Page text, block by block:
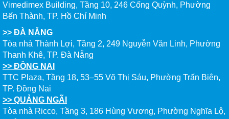
VISA DU HỌC MỸ - Nguyễn Trường An| Ngành Computer Science,
VISA DU HỌC ÚC - Nguyễn Thanh Huy| Ngành Graphic Design, Torrens
University Australia
Vimedimex Building, Tầng 10, 246 Cống Quỳnh, Phường
Bến Thành, TP. Hồ Chí Minh
>> ĐÀ NẴNG
Tòa nhà Thành Lợi, Tầng 2, 249 Nguyễn Văn Linh, Phường
Thanh Khê, TP. Đà Nẵng
>> ĐỒNG NAI
TTC Plaza, Tầng 18, 53–55 Võ Thị Sáu, Phường Trấn Biên,
TP. Đồng Nai
>> QUẢNG NGÃI
Tòa nhà Ricco, Tầng 3, 186 Hùng Vương, Phường Nghĩa Lộ,